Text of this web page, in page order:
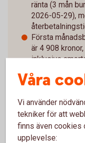
ränta (3 mån
2026-05-29),
Första
är 4 908
inklusive
lånets löptid är
avbetalningar
Exemplet bygger
Våra
Vi använder
tekniker för att
finns även cookies
upplevelse: